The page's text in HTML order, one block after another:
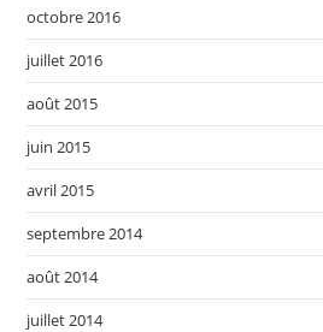
octobre 2016
juillet 2016
août 2015
juin 2015
avril 2015
septembre 2014
août 2014
juillet 2014